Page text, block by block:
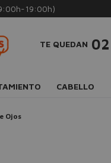
19:00h)
TE QUEDAN 02
CABELLO
Ojos